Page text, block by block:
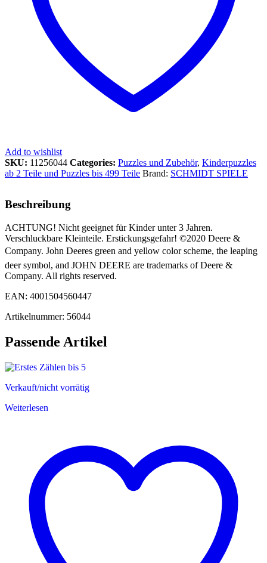
Add to wishlist
SKU: 11256044 Categories: Puzzles und Zubehör, Kinderpuzzles
ab 2 Teile und Puzzles bis 499 Teile Brand: SCHMIDT SPIELE
Beschreibung
ACHTUNG! Nicht geeignet für Kinder unter 3 Jahren.
Verschluckbare Kleinteile. Erstickungsgefahr! ©2020 Deere &
Company. John Deeres green and yellow color scheme, the leaping
deer symbol, and JOHN DEERE are trademarks of Deere &
Company. All rights reserved.
EAN: 4001504560447
Artikelnummer: 56044
Passende Artikel
Verkauft/nicht vorrätig
Weiterlesen